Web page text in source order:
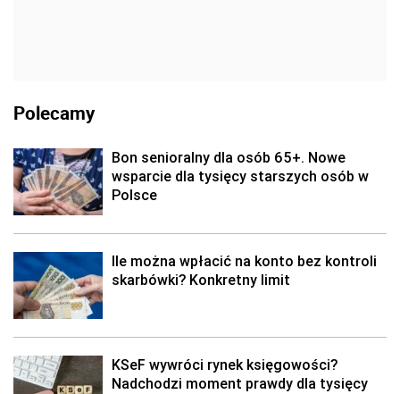
Polecamy
Bon senioralny dla osób 65+. Nowe
wsparcie dla tysięcy starszych osób w
Polsce
Ile można wpłacić na konto bez kontroli
skarbówki? Konkretny limit
KSeF wywróci rynek księgowości?
Nadchodzi moment prawdy dla tysięcy